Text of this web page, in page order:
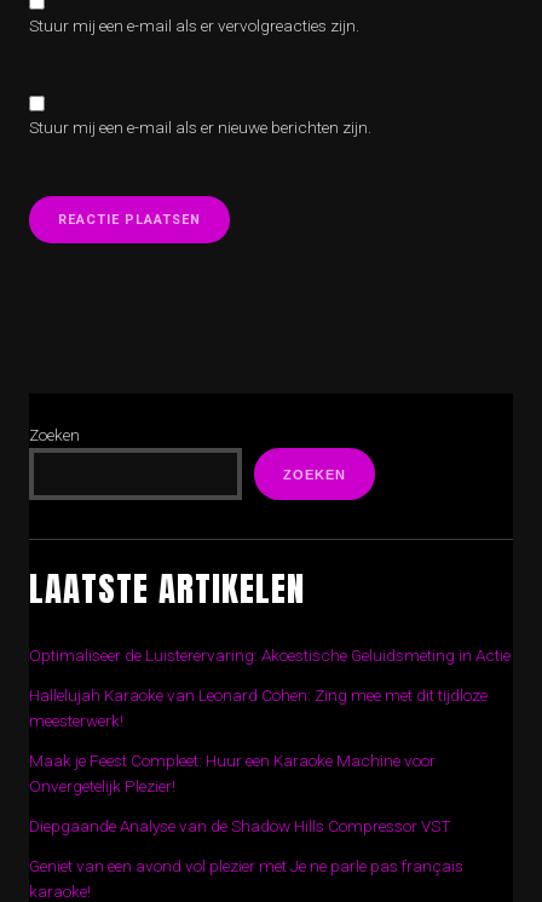
Stuur mij een e-mail als er vervolgreacties zijn.
Stuur mij een e-mail als er nieuwe berichten zijn.
Zoeken
ZOEKEN
LAATSTE ARTIKELEN
Optimaliseer de Luisterervaring: Akoestische Geluidsmeting in Actie
Hallelujah Karaoke van Leonard Cohen: Zing mee met dit tijdloze
meesterwerk!
Maak je Feest Compleet: Huur een Karaoke Machine voor
Onvergetelijk Plezier!
Diepgaande Analyse van de Shadow Hills Compressor VST
Geniet van een avond vol plezier met Je ne parle pas français
karaoke!